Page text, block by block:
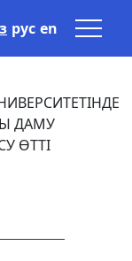
рус en
ДАМУ
ӨТТІ